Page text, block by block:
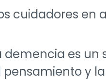
cuidadores en
demencia es
pensamiento y